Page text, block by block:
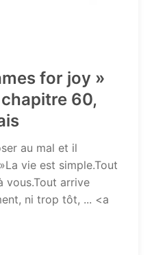
for joy »
60,
au mal et il
vie est simple.Tout
vous.Tout arrive
ni trop tôt, ... <a